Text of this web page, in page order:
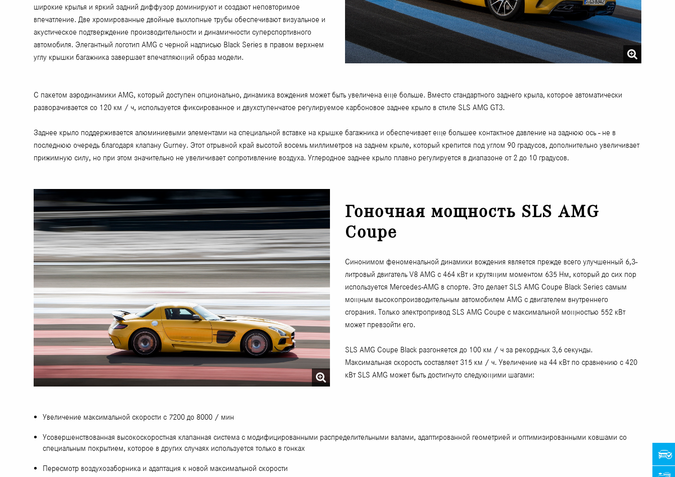
широкие крылья и яркий задний диффузор доминируют и создают неповторимое
впечатление. Две хромированные двойные выхлопные трубы обеспечивают визуальное и
акустическое подтверждение производительности и динамичности суперспортивного
автомобиля. Элегантный логотип AMG с черной надписью Black Series в правом верхнем
углу крышки багажника завершает впечатляющий образ модели.
С пакетом аэродинамики AMG, который доступен опционально, динамика вождения может быть увеличена еще больше. Вместо стандартного заднего крыла, которое автоматически
разворачивается со 120 км / ч, используется фиксированное и двухступенчатое регулируемое карбоновое заднее крыло в стиле SLS AMG GT3.
Заднее крыло поддерживается алюминиевыми элементами на специальной вставке на крышке багажника и обеспечивает еще большее контактное давление на заднюю ось - не в
последнюю очередь благодаря клапану Gurney. Этот отрывной край высотой восемь миллиметров на заднем крыле, который крепится под углом 90 градусов, дополнительно увеличивает
прижимную силу, но при этом значительно не увеличивает сопротивление воздуха. Углеродное заднее крыло плавно регулируется в диапазоне от 2 до 10 градусов.
Гоночная мощность SLS AMG
Coupe
Синонимом феноменальной динамики вождения является прежде всего улучшенный 6,3-
литровый двигатель V8 AMG с 464 кВт и крутящим моментом 635 Нм, который до сих пор
используется Mercedes-AMG в спорте. Это делает SLS AMG Coupe Black Series самым
мощным высокопроизводительным автомобилем AMG с двигателем внутреннего
сгорания. Только электропривод SLS AMG Coupe с максимальной мощностью 552 кВт
может превзойти его.
SLS AMG Coupe Black разгоняется до 100 км / ч за рекордных 3,6 секунды.
Максимальная скорость составляет 315 км / ч. Увеличение на 44 кВт по сравнению с 420
кВт SLS AMG может быть достигнуто следующими шагами:
Увеличение максимальной скорости с 7200 до 8000 / мин
Усовершенствованная высокоскоростная клапанная система с модифицированными распределительными валами, адаптированной геометрией и оптимизированными ковшами со
специальным покрытием, которое в других случаях используется только в гонках
Пересмотр воздухозаборника и адаптация к новой максимальной скорости